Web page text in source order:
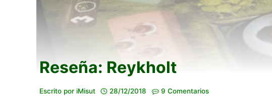
Reseña: Reykholt
Escrito por iMisut 28/12/2018 9 Comentarios